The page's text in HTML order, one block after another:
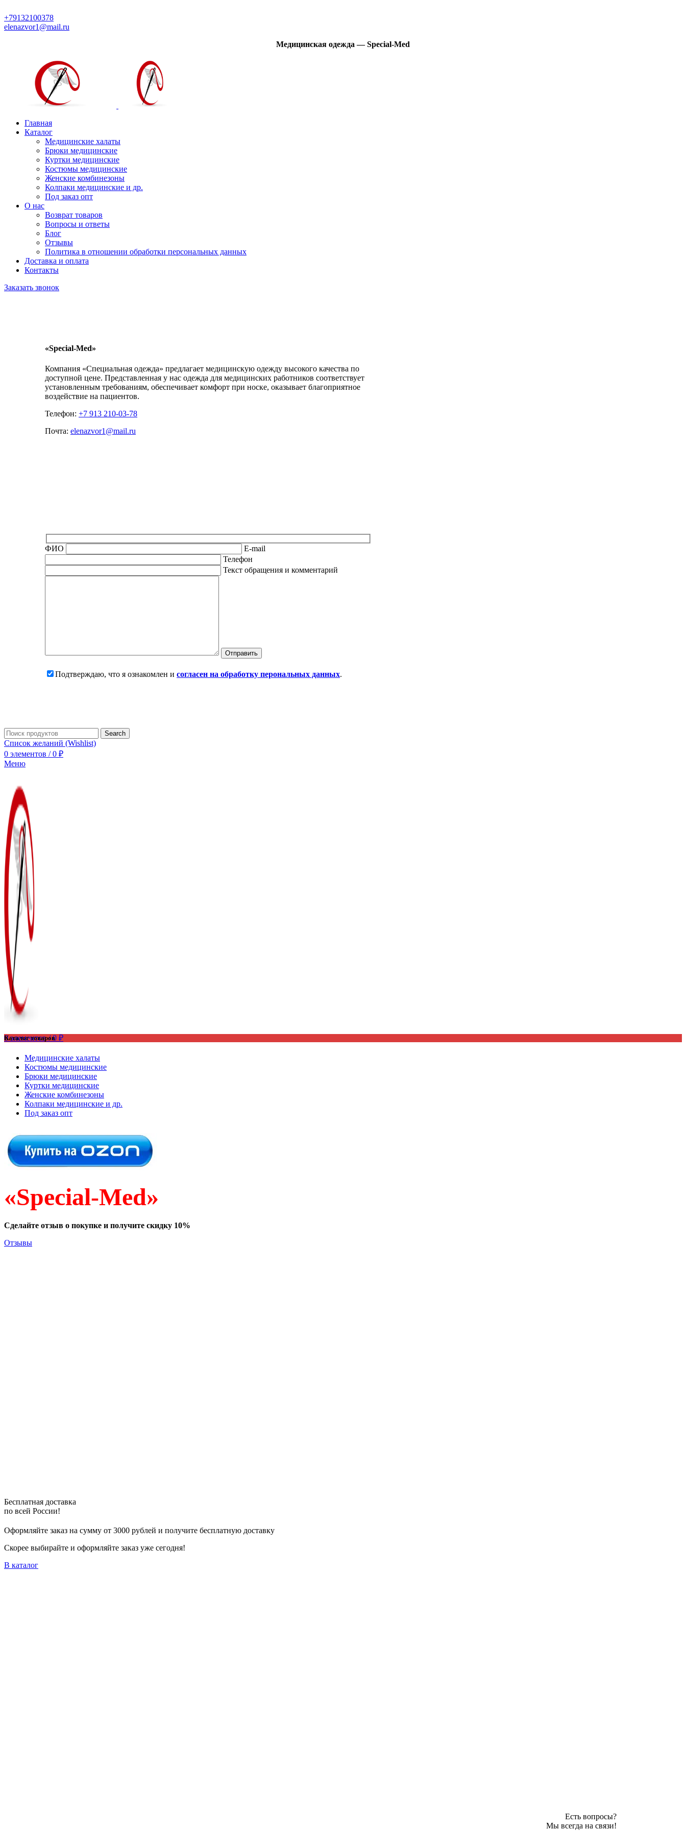
+79132100378
elenazvor1@mail.ru
Медицинская одежда — Special-Med
Главная
Каталог
Медицинские халаты
Брюки медицинские
Куртки медицинские
Костюмы медицинские
Женские комбинезоны
Колпаки медицинские и др.
Под заказ опт
О нас
Возврат товаров
Вопросы и ответы
Блог
Отзывы
Политика в отношении обработки персональных данных
Доставка и оплата
Контакты
Заказать звонок
«Special-Med»
Компания «Специальная одежда» предлагает медицинскую одежду высокого качества по
доступной цене. Представленная у нас одежда для медицинских работников соответствует
установленным требованиям, обеспечивает комфорт при носке, оказывает благоприятное
воздействие на пациентов.
Телефон: +7 913 210-03-78
Почта: elenazvor1@mail.ru
ФИО
E-mail
Телефон
Текст обращения и комментарий
Подтверждаю, что я ознакомлен и согласен на обработку перональных данных.
Search
Список желаний (Wishlist)
0 элементов / 0 ₽
Меню
0элементов / 0 ₽
Каталог товаров
Медицинские халаты
Костюмы медицинские
Брюки медицинские
Куртки медицинские
Женские комбинезоны
Колпаки медицинские и др.
Под заказ опт
«Special-Med»
Сделайте отзыв о покупке и получите скидку 10%
Отзывы
Бесплатная доставка
по всей России!
Оформляйте заказ на сумму от 3000 рублей и получите бесплатную доставку
Скорее выбирайте и оформляйте заказ уже сегодня!
В каталог
Есть вопросы?
Мы всегда на связи!